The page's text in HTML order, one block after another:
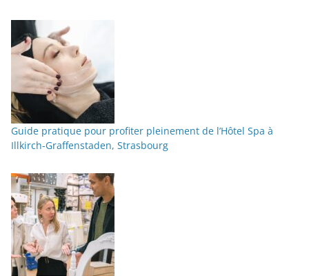
Guide pratique pour profiter pleinement de l’Hôtel Spa à
Illkirch-Graffenstaden, Strasbourg